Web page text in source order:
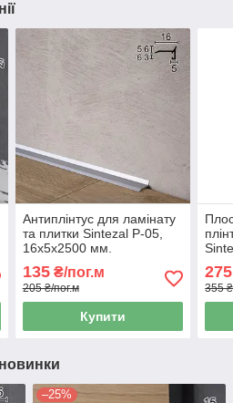
Антиплінтус для ламінату
та плитки Sintezal P-05,
16х5х2500 мм.
135₴/пог.м
205 ₴/пог.м
Купити
275
355
–25%